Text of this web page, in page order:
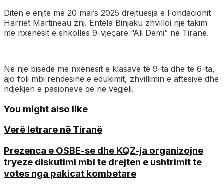
Diten e enjte me 20 mars 2025 drejtuesja e Fondacionit
Harriet Martineau znj. Entela Binjaku zhvilloi një takim
me nxënësit e shkollës 9-vjeçare “Ali Demi” në Tiranë.
Në një bisedë me nxënësit e klasave të 9-ta dhe të 6-ta,
ajo foli mbi rëndësinë e edukimit, zhvillimin e aftësive dhe
ndjekjen e pasioneve që në vegjëli.
You might also like
Verë letrare në Tiranë
Prezenca e OSBE-se dhe KQZ-ja organizojne
tryeze diskutimi mbi te drejten e ushtrimit te
votes nga pakicat kombetare